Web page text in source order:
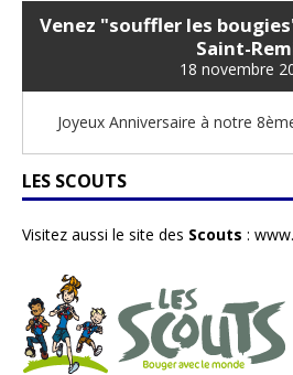
Venez "souffler les
Saint-
18 novembre
Joyeux Anniversaire à notre
LES SCOUTS
Visitez aussi le site des Scouts :